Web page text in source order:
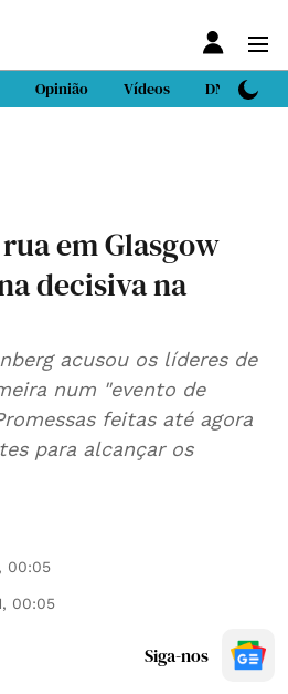
Opinião Vídeos DN Sport
em Glasgow
decisiva na
acusou os líderes de
num "evento de
feitas até agora
para alcançar os
00:05
00:05
Siga-nos